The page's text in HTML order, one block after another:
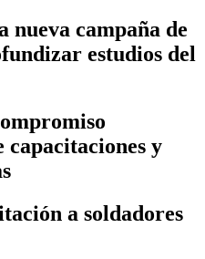
nueva campaña de
estudios del
capacitaciones y
a soldadores